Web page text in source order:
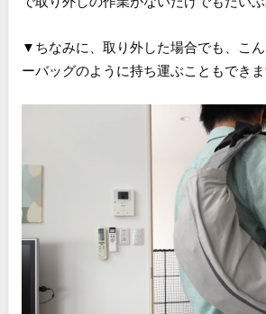
▼ちなみに、取り外した場合でも、こ
ーバッグのように持ち運ぶこともできま